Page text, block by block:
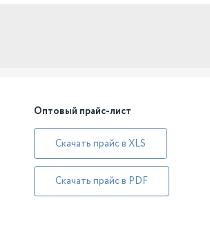
Оптовый прайс-лист
Скачать прайс в XLS
Скачать прайс в PDF